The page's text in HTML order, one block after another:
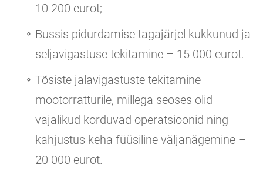
10 200 eurot;
Bussis pidurdamise tagajärjel kukkunud ja
seljavigastuse tekitamine – 15 000 eurot.
Tõsiste jalavigastuste tekitamine
mootorratturile, millega seoses olid
vajalikud korduvad operatsioonid ning
kahjustus keha füüsiline väljanägemine –
20 000 eurot.